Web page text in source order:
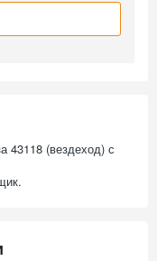
43118 (вездеход) с